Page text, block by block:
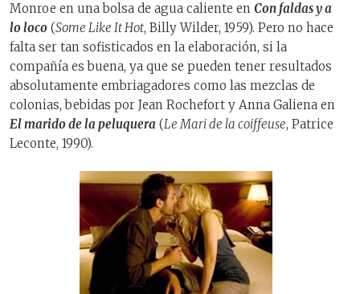
Monroe en una bolsa de agua caliente en Con faldas y a
lo loco (Some Like It Hot, Billy Wilder, 1959). Pero no hace
falta ser tan sofisticados en la elaboración, si la
compañía es buena, ya que se pueden tener resultados
absolutamente embriagadores como las mezclas de
colonias, bebidas por Jean Rochefort y Anna Galiena en
El marido de la peluquera (Le Mari de la coiffeuse, Patrice
Leconte, 1990).